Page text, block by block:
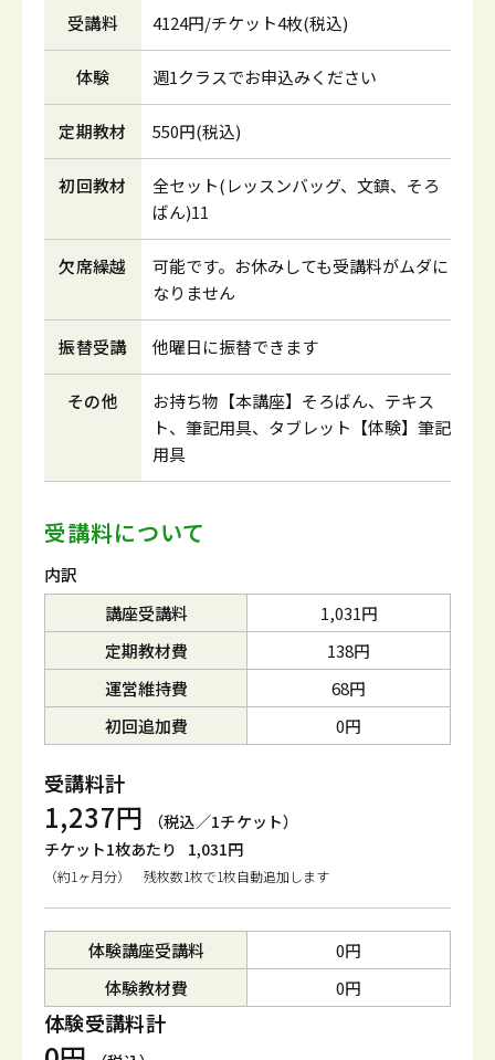
受講料 4124円/チケット4枚(税込)
体験 週1クラスでお申込みください
定期教材 550円(税込)
初回教材
全セット(レッスンバッグ、文鎮、そろ
ばん)11
欠席繰越
可能です。お休みしても受講料がムダに
なりません
振替受講 他曜日に振替できます
その他
お持ち物【本講座】そろばん、テキス
ト、筆記用具、タブレット【体験】筆記
用具
受講料について
内訳
講座受講料
1,031円
定期教材費
138円
運営維持費
68円
初回追加費
0円
受講料計
1,237円
（税込／1チケット）
チケット1枚あたり
1,031円
（約1ヶ月分） 残枚数1枚で1枚自動追加します
体験講座受講料
0円
体験教材費
0円
体験受講料計